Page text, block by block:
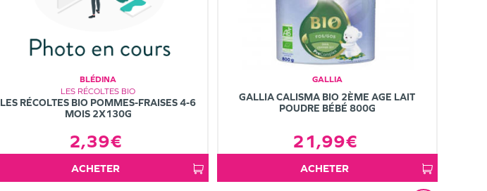
BLÉDINA
LES RÉCOLTES BIO
LES RÉCOLTES BIO POMMES-FRAISES 4-6
MOIS 2X130G
2,39€
ACHETER
GALLIA
GALLIA CALISMA BIO 2ÈME AGE LAIT
POUDRE BÉBÉ 800G
21,99€
ACHETER